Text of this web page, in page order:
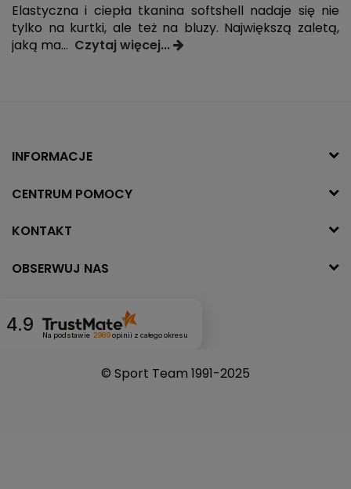
Elastyczna i ciepła tkanina softshell nadaje się nie
tylko na kurtki, ale też na bluzy. Największą zaletą,
jaką ma... Czytaj więcej...
INFORMACJE
CENTRUM POMOCY
KONTAKT
OBSERWUJ NAS
4.9 Na podstawie 2989opinii z całego okresu
© Sport Team 1991-2025